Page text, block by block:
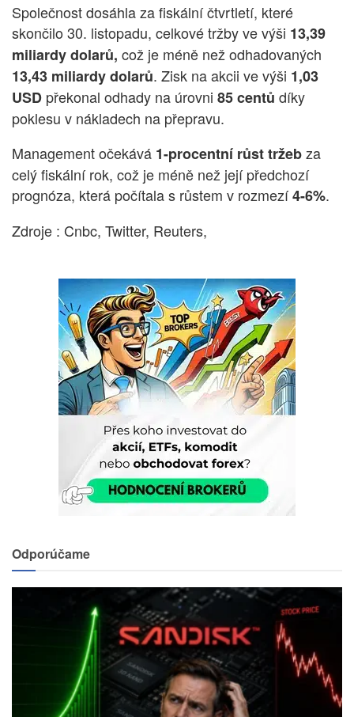
Společnost dosáhla za fiskální čtvrtletí, které
skončilo 30. listopadu, celkové tržby ve výši 13,39
miliardy dolarů, což je méně než odhadovaných
13,43 miliardy dolarů. Zisk na akcii ve výši 1,03
USD překonal odhady na úrovni 85 centů díky
poklesu v nákladech na přepravu.
Management očekává 1-procentní růst tržebza
celý fiskální rok, což je méně než její předchozí
prognóza, která počítala s růstem v rozmezí4-6%.
Zdroje : Cnbc, Twitter, Reuters,
Odporúčame